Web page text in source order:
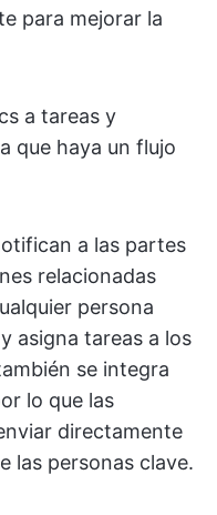
para mejorar la
a tareas y
que haya un flujo
a las partes
relacionadas
persona
asigna tareas a los
se integra
lo que las
directamente
las personas clave.